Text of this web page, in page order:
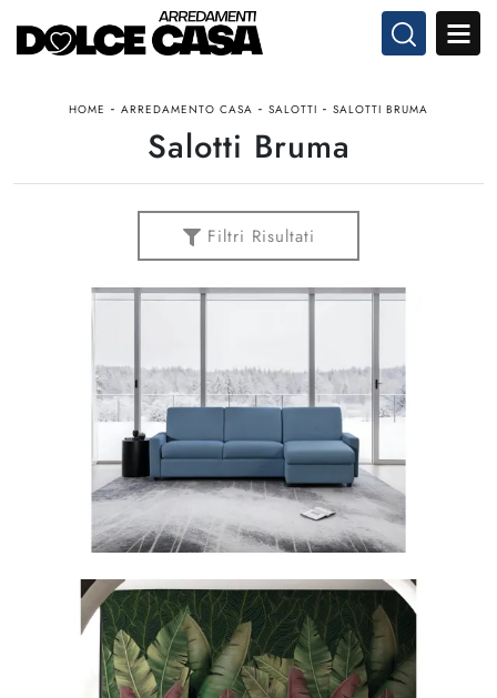
HOME - ARREDAMENTO CASA - SALOTTI - SALOTTI BRUMA
Salotti Bruma
Filtri Risultati